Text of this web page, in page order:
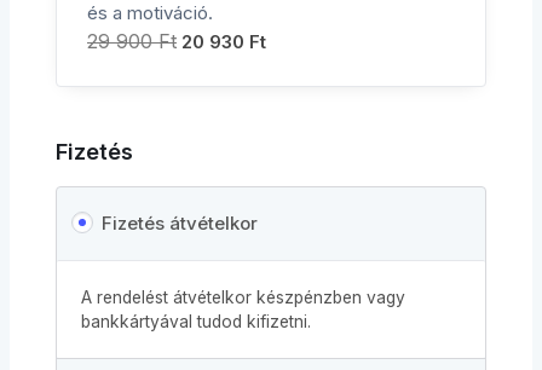
és a motiváció.
29 900Ft 20 930 Ft
Fizetés
Fizetés átvételkor
A rendelést átvételkor készpénzben vagy
bankkártyával tudod kifizetni.